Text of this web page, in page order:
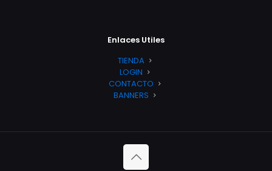
Enlaces Utiles
TIENDA
LOGIN
CONTACTO
BANNERS